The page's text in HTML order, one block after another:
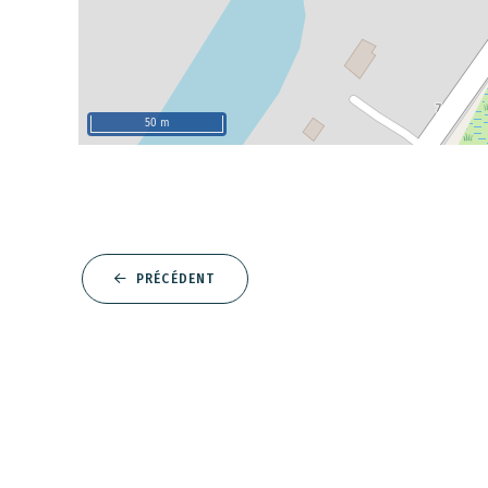
50 m
PRÉCÉDENT